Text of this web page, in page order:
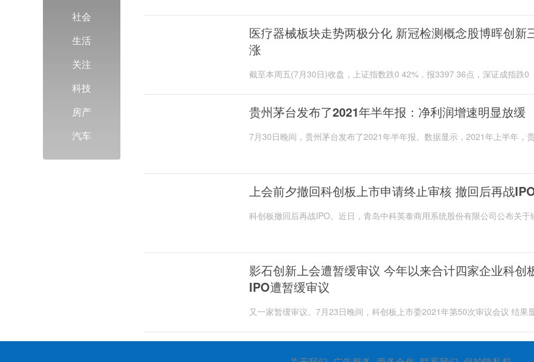
社会
生活
关注
科技
房产
汽车
医疗器械板块走势两极分化 新冠检测概念股博晖创新
涨
截至本周五(7月30日)收盘，上证指数跌0 42%，报3397 36点，深证成指跌0
贵州茅台发布了2021年半年报：净利润增速明显放缓
7月30日晚间，贵州茅台发布了2021年半年报。数据显示，2021年上半年，
上会前夕撤回科创板上市申请终止审核 撤回后再战
科创板撤回后再战IPO。近日，青岛中科英泰商用系统股份有限公司公布关于
影石创新上会遭暂缓审议 今年以来合计四家企业科创
IPO遭暂缓审议
又一家暂缓审议。7月23日晚间，科创板上市委2021年第50次审议会议 结果